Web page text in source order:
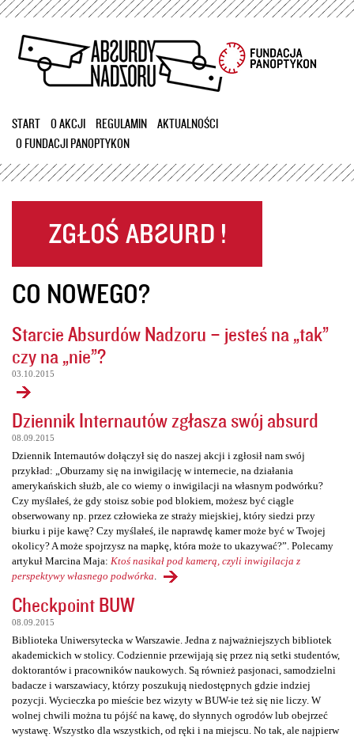
Przejdź
treści
START O AKCJI REGULAMIN
AKTUALNOŚCI
O FUNDACJI PANOPTYKON
CO NOWEGO?
Starcie Absurdów Nadzoru – jesteś na „tak”
czy na „nie”?
03.10.2015
Dziennik Internautów zgłasza swój absurd
08.09.2015
Dziennik Internautów dołączył się do naszej akcji i zgłosił nam swój
przykład: „Oburzamy się na inwigilację w internecie, na działania
amerykańskich służb, ale co wiemy o inwigilacji na własnym podwórku?
Czy myślałeś, że gdy stoisz sobie pod blokiem, możesz być ciągle
obserwowany np. przez człowieka ze straży miejskiej, który siedzi przy
biurku i pije kawę? Czy myślałeś, ile naprawdę kamer może być w Twojej
okolicy? A może spojrzysz na mapkę, która może to ukazywać?”. Polecamy
artykuł Marcina Maja: Ktoś nasikał pod kamerą, czyli inwigilacja z
perspektywy własnego podwórka
Checkpoint BUW
08.09.2015
Biblioteka Uniwersytecka w Warszawie. Jedna z najważniejszych bibliotek
akademickich w stolicy. Codziennie przewijają się przez nią setki studentów,
doktorantów i pracowników naukowych. Są również pasjonaci, samodzielni
badacze i warszawiacy, którzy poszukują niedostępnych gdzie indziej
pozycji. Wycieczka po mieście bez wizyty w BUW-ie też się nie liczy. W
wolnej chwili można tu pójść na kawę, do słynnych ogrodów lub obejrzeć
wystawę. Wszystko dla wszystkich, od ręki i na miejscu. No tak, ale najpierw